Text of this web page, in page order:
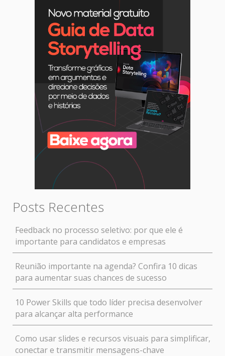
Posts Recentes
Feedback no processo seletivo: por que ele é
importante para candidatos e empresas
Reunião importante na agenda? Confira 10 dicas
para aumentar suas chances de sucesso
10 Power Skills que todo líder precisa desenvolver
para alcançar alta performance
Como usar slides e recursos visuais para simplificar,
conectar e transmitir mensagens-chave